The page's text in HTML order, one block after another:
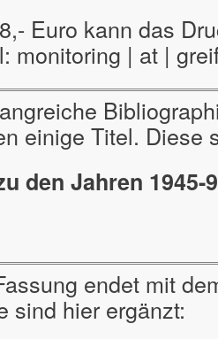
Euro kann das
monitoring | at |
einige Titel. Diese
den Jahren 1945-
endet mit
sind hier ergänzt: